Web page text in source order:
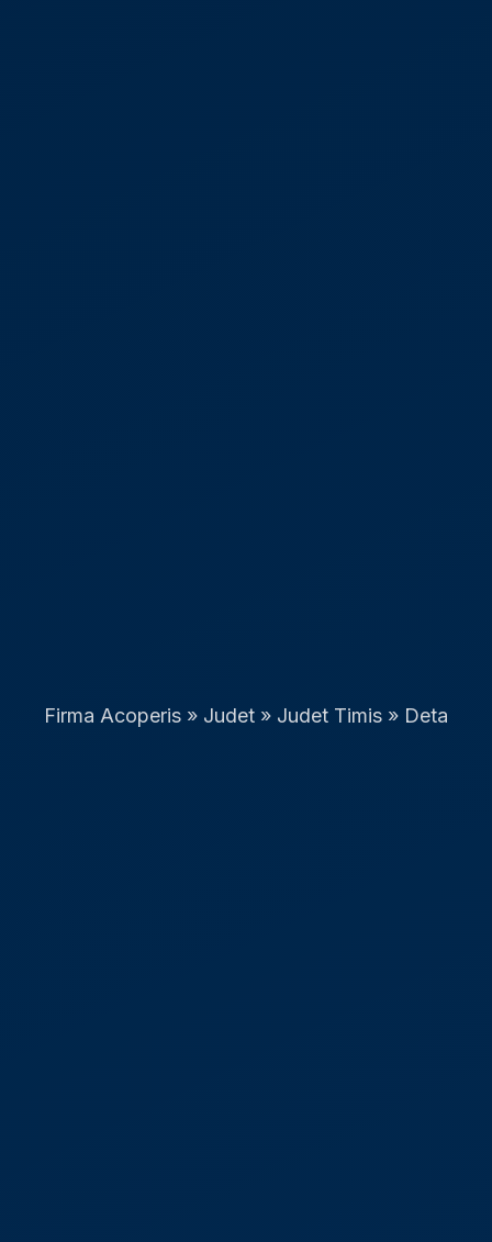
Firma Acoperis » Judet » Judet Timis » Deta